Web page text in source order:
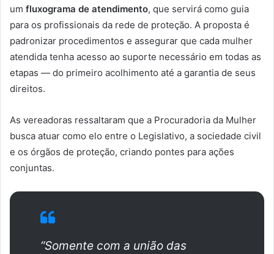
um fluxograma de atendimento, que servirá como guia
para os profissionais da rede de proteção. A proposta é
padronizar procedimentos e assegurar que cada mulher
atendida tenha acesso ao suporte necessário em todas as
etapas — do primeiro acolhimento até a garantia de seus
direitos.
As vereadoras ressaltaram que a Procuradoria da Mulher
busca atuar como elo entre o Legislativo, a sociedade civil
e os órgãos de proteção, criando pontes para ações
conjuntas.
“Somente com a união das